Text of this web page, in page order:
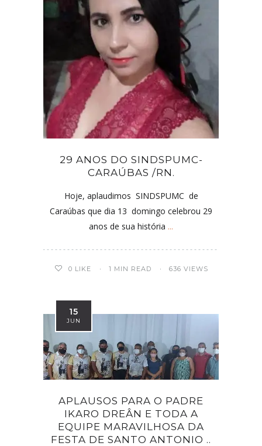
29 ANOS DO SINDSPUMC-
CARAÚBAS /RN.
Hoje, aplaudimos SINDSPUMC de
Caraúbas que dia 13 domingo celebrou 29
anos de sua história ...
0 LIKE 1 MIN READ 636 VIEWS
15
JUN
APLAUSOS PARA O PADRE
IKARO DREÂN E TODA A
EQUIPE MARAVILHOSA DA
FESTA DE SANTO ANTONIO ..